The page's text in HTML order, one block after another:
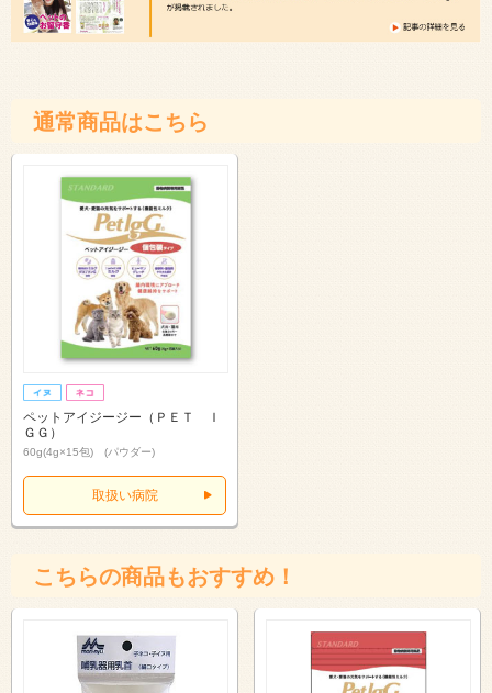
通常商品はこちら
ペットアイジージー（ＰＥＴ Ｉ
ＧＧ）
60g(4g×15包) (パウダー)
取扱い病院
こちらの商品もおすすめ！